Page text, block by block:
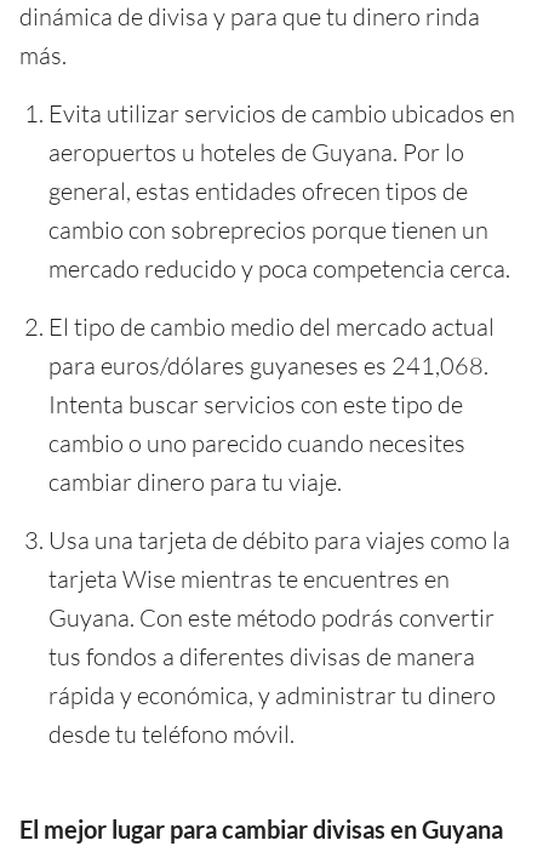
dinámica de divisa y para que tu dinero rinda
más.
Evita utilizar servicios de cambio ubicados en
aeropuertos u hoteles de Guyana. Por lo
general, estas entidades ofrecen tipos de
cambio con sobreprecios porque tienen un
mercado reducido y poca competencia cerca.
El tipo de cambio medio del mercado actual
para euros/dólares guyaneses es 241,068.
Intenta buscar servicios con este tipo de
cambio o uno parecido cuando necesites
cambiar dinero para tu viaje.
Usa una tarjeta de débito para viajes como la
tarjeta Wise mientras te encuentres en
Guyana. Con este método podrás convertir
tus fondos a diferentes divisas de manera
rápida y económica, y administrar tu dinero
desde tu teléfono móvil.
El mejor lugar para cambiar divisas en Guyana